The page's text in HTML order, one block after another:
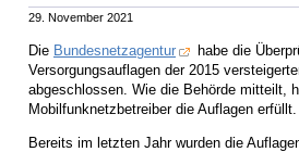
29. November 2021
Die Bundesnetzagentur
habe die
Versorgungsauflagen der 2015
abgeschlossen. Wie die Behörde mitteilt,
Mobilfunknetzbetreiber die Auflagen erfüllt.
Bereits im letzten Jahr wurden die